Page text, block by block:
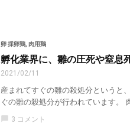
卵 採卵鶏 肉用鶏
孵化業界に、雛の圧死や窒息
2021/02/11
産まれてすぐの雛の殺処分というと
ぐの雛の殺処分が行われています。
chat_bubble 3 コメント